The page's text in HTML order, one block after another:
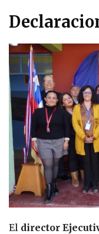
El director